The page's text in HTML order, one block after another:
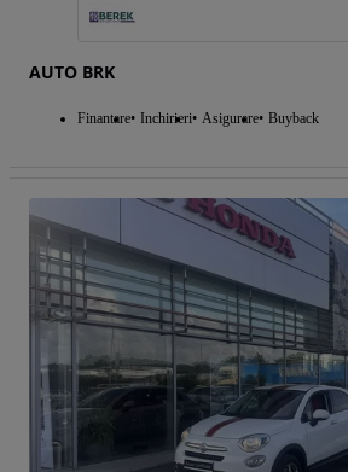
AUTO BRK
Finantare Inchirieri Asigurare Buyback